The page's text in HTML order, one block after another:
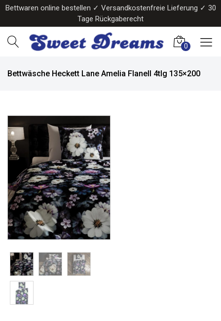
Bettwaren online bestellen ✓ Versandkostenfreie Lieferung ✓ 30
Tage Rückgaberecht
0
Bettwäsche Heckett Lane Amelia Flanell 4tlg 135×200